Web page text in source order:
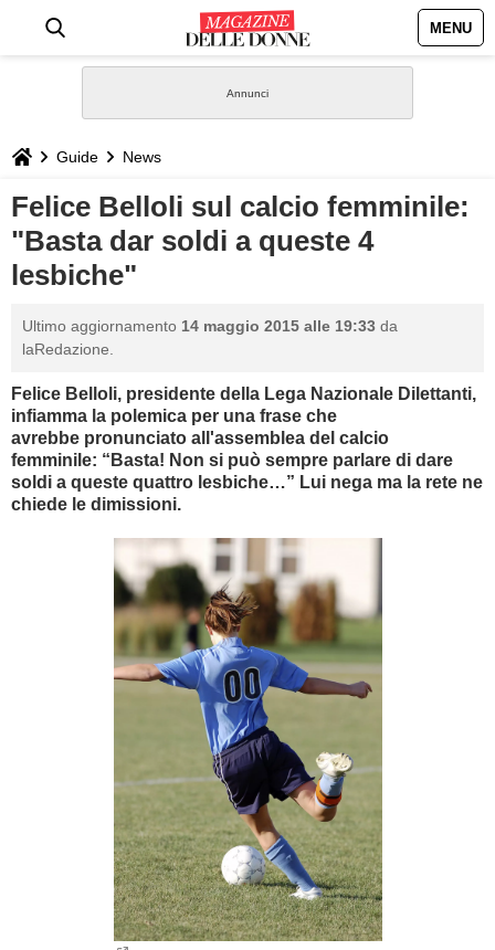
MENU
STILE
BIOGRAFIE
CAPELLI
SESSO
Guide News
Felice Belloli sul calcio femminile:
"Basta dar soldi a queste 4
lesbiche"
Ultimo aggiornamento 14 maggio 2015 alle 19:33 da
laRedazione.
Felice Belloli, presidente della Lega Nazionale Dilettanti,
infiamma la polemica per una frase che
avrebbe pronunciato all'assemblea del calcio
femminile: “Basta! Non si può sempre parlare di dare
soldi a queste quattro lesbiche…” Lui nega ma la rete ne
chiede le dimissioni.